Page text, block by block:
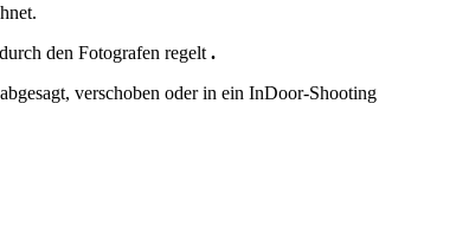
den Fotografen regelt .
verschoben oder in ein InDoor-Shooting